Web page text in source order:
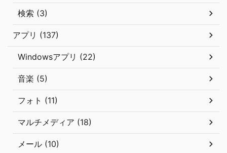
検索 (3)
アプリ (137)
Windowsアプリ (22)
音楽 (5)
フォト (11)
マルチメディア (18)
メール (10)